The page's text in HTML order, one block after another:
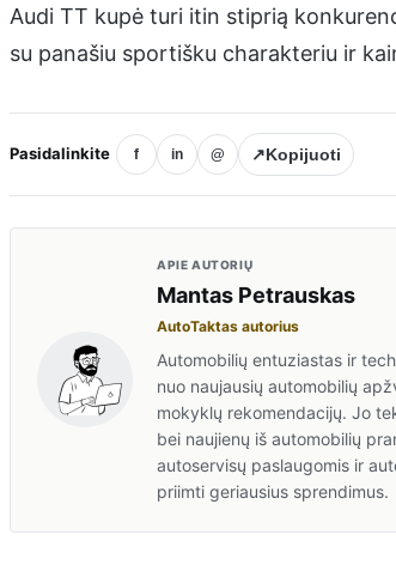
Audi TT kupė turi itin stiprią
su panašiu sportišku charakteriu ir
Pasidalinkite f in @ ↗Kopijuoti
APIE AUTORIŲ
Mantas Petrauskas
AutoTaktas autorius
Automobilių entuziastas ir
nuo naujausių automobilių
mokyklų rekomendacijų. Jo
bei naujienų iš automobilių
autoservisų paslaugomis ir
priimti geriausius sprendimus.